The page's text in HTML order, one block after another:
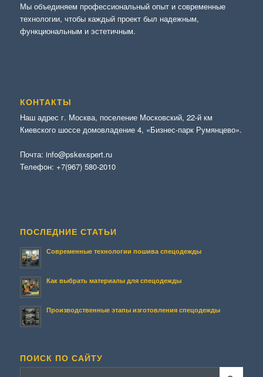
Мы объединяем профессиональный опыт и современные
технологии, чтобы каждый проект был надежным,
функциональным и эстетичным.
КОНТАКТЫ
Наш адрес г. Москва, поселение Московский, 22-й км
Киевского шоссе домовладение 4, «Бизнес-парк Румянцево».
Почта: info@pskexspert.ru
Телефон: +7(967) 580-2010
ПОСЛЕДНИЕ СТАТЬИ
Современные технологии пошива спецодежды
Как выбрать материалы для спецодежды
Производственные этапы изготовления спецодежды
ПОИСК ПО САЙТУ